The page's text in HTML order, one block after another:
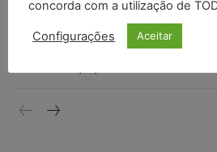
Justiça do Trabalho mantém justa
vendia canetas emagrecedoras no
concorda com a utilização de
Configurações Aceitar